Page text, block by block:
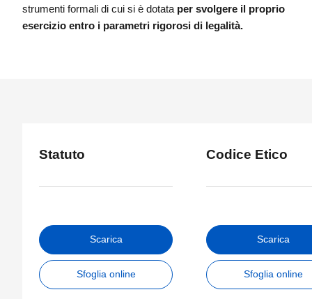
strumenti formali di cui si è dotata per svolgere il proprio
esercizio entro i parametri rigorosi di legalità.
Statuto
Scarica
Sfoglia online
Codice Etico
Scarica
Sfoglia online